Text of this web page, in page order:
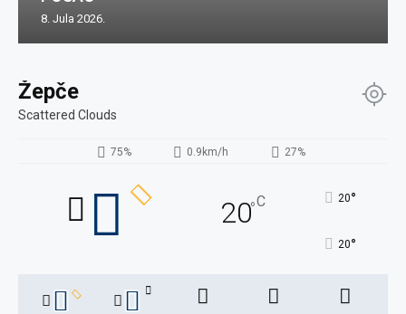
Žepče
Scattered Clouds
75% 0.9km/h 27%
20°C 20°
20°
8. Jula 2026.